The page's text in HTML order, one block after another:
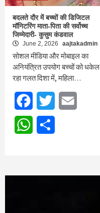
बदलते दौर में बच्चों की डिजिटल
मॉनिटरिंग माता-पिता की सर्वोच्च
जिम्मेदारी- कुसुम कंडवाल
June 2, 2026 aajtakadmin
​सोशल मीडिया और मोबाइल का
अनियंत्रित उपयोग बच्चों को धकेल
रहा गलत दिशा में, महिला…
FacebookTwitter
WhatsApp